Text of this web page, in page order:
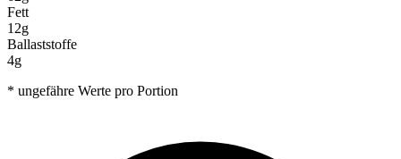
Fett
12g
Ballaststoffe
4g
* ungefähre Werte pro Portion